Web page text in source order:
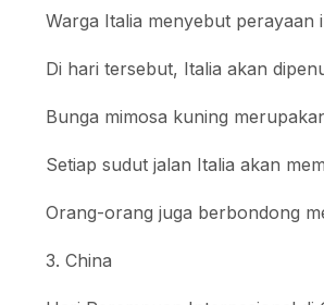
Warga Italia menyebut perayaan
Di hari tersebut, Italia akan
Bunga mimosa kuning
Setiap sudut jalan Italia akan
Orang-orang juga berbondong
3. China